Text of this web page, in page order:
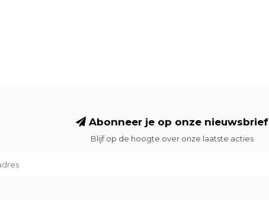
Abonneer je op onze nieuwsbrief
Blijf op de hoogte over onze laatste acties